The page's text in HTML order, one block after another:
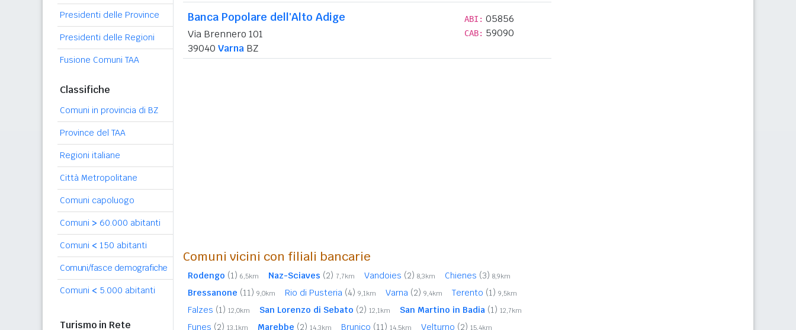
Presidenti delle Province
Presidenti delle Regioni
Fusione Comuni TAA
Classifiche
Comuni in provincia di BZ
Province del TAA
Regioni italiane
Città Metropolitane
Comuni capoluogo
Comuni > 60.000 abitanti
Comuni < 150 abitanti
Comuni/fasce demografiche
Comuni < 5.000 abitanti
Turismo in Rete
Banca Popolare dell'Alto Adige
Via Brennero 101
39040 Varna BZ
ABI: 05856
CAB: 59090
Comuni vicini con filiali bancarie
Rodengo (1) 6,5km Naz-Sciaves (2) 7,7km Vandoies (2) 8,3km Chienes (3) 8,9km
Bressanone (11) 9,0km Rio di Pusteria (4) 9,1km Varna (2) 9,4km Terento (1) 9,5km
Falzes (1) 12,0km San Lorenzo di Sebato (2) 12,1km San Martino in Badia (1) 12,7km
Funes (2) 13,1km Marebbe (2) 14,3km Brunico (11) 14,5km Velturno (2) 15,4km